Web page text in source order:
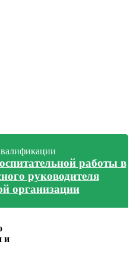
работы в
руководителя
организации
и